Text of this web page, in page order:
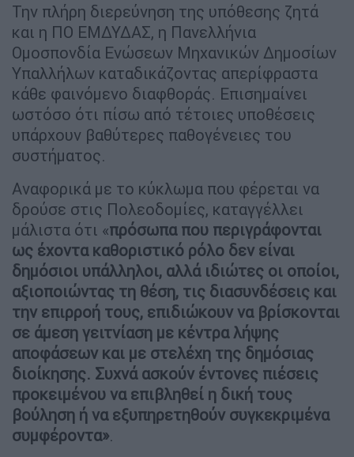
Την πλήρη διερεύνηση της υπόθεσης ζητά
και η ΠΟ ΕΜΔΥΔΑΣ, η Πανελλήνια
Ομοσπονδία Ενώσεων Μηχανικών Δημοσίων
Υπαλλήλων καταδικάζοντας απερίφραστα
κάθε φαινόμενο διαφθοράς. Επισημαίνει
ωστόσο ότι πίσω από τέτοιες υποθέσεις
υπάρχουν βαθύτερες παθογένειες του
συστήματος.
Αναφορικά με το κύκλωμα που φέρεται να
δρούσε στις Πολεοδομίες, καταγγέλλει
μάλιστα ότι «πρόσωπα που περιγράφονται
ως έχοντα καθοριστικό ρόλο δεν είναι
δημόσιοι υπάλληλοι, αλλά ιδιώτες οι οποίοι,
αξιοποιώντας τη θέση, τις διασυνδέσεις και
την επιρροή τους, επιδιώκουν να βρίσκονται
σε άμεση γειτνίαση με κέντρα λήψης
αποφάσεων και με στελέχη της δημόσιας
διοίκησης. Συχνά ασκούν έντονες πιέσεις
προκειμένου να επιβληθεί η δική τους
βούληση ή να εξυπηρετηθούν συγκεκριμένα
συμφέροντα».